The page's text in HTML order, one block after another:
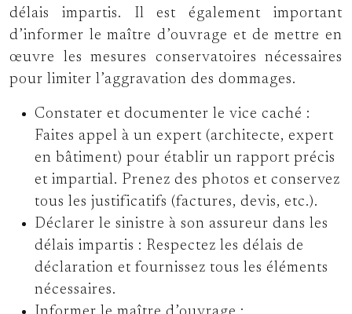
délais impartis. Il est également important
d’informer le maître d’ouvrage et de mettre en
œuvre les mesures conservatoires nécessaires
pour limiter l’aggravation des dommages.
Constater et documenter le vice caché :
Faites appel à un expert (architecte, expert
en bâtiment) pour établir un rapport précis
et impartial. Prenez des photos et conservez
tous les justificatifs (factures, devis, etc.).
Déclarer le sinistre à son assureur dans les
délais impartis : Respectez les délais de
déclaration et fournissez tous les éléments
nécessaires.